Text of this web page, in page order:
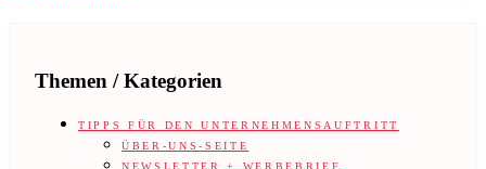
Themen / Kategorien
TIPPS FÜR DEN UNTERNEHMENSAUFTRITT
ÜBER-UNS-SEITE
NEWSLETTER + WERBEBRIEF